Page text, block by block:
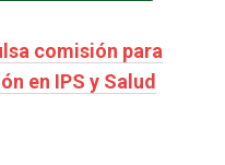
comisión para
en IPS y Salud